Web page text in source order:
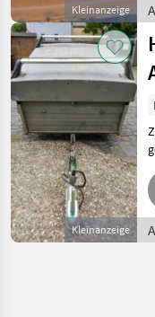
Kleinanzeige
Kleinanzeige